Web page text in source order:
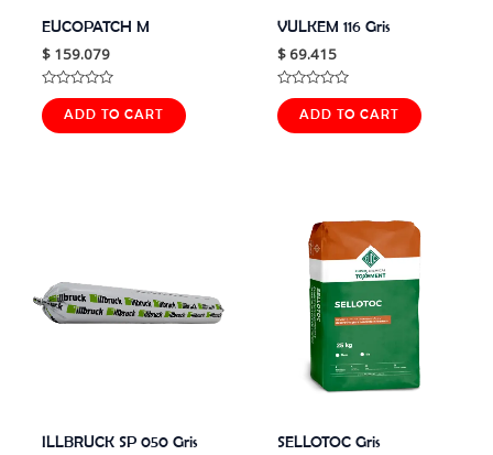
EUCOPATCH M
$159.079
Rated
0
out
ADD TO CART
VULKEM 116 Gris
$69.415
Rated
0
out
ADD TO CART
ILLBRUCK SP 050 Gris SELLOTOC Gris